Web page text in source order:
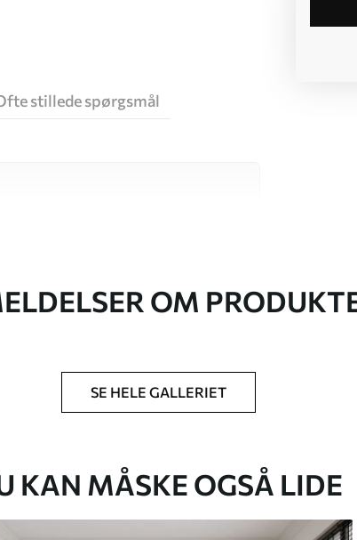
stillede spørgsmål
angivet, og skæres i identiske
OM
SE HELE GALLERIET
KAN MÅSKE OGSÅ LIDE